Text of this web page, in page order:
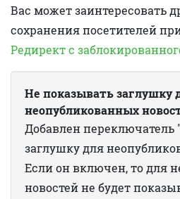
Вас может заинтересовать
сохранения посетителей
Редирект с
Не показывать заглушку
неопубликованных
Добавлен переключатель
заглушку для
Если он включен, то для
новостей не будет